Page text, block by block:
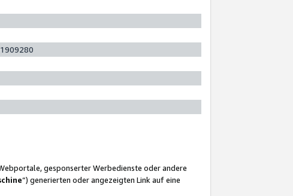
gesponserter Werbedienste oder andere
“) generierten oder angezeigten Link auf eine